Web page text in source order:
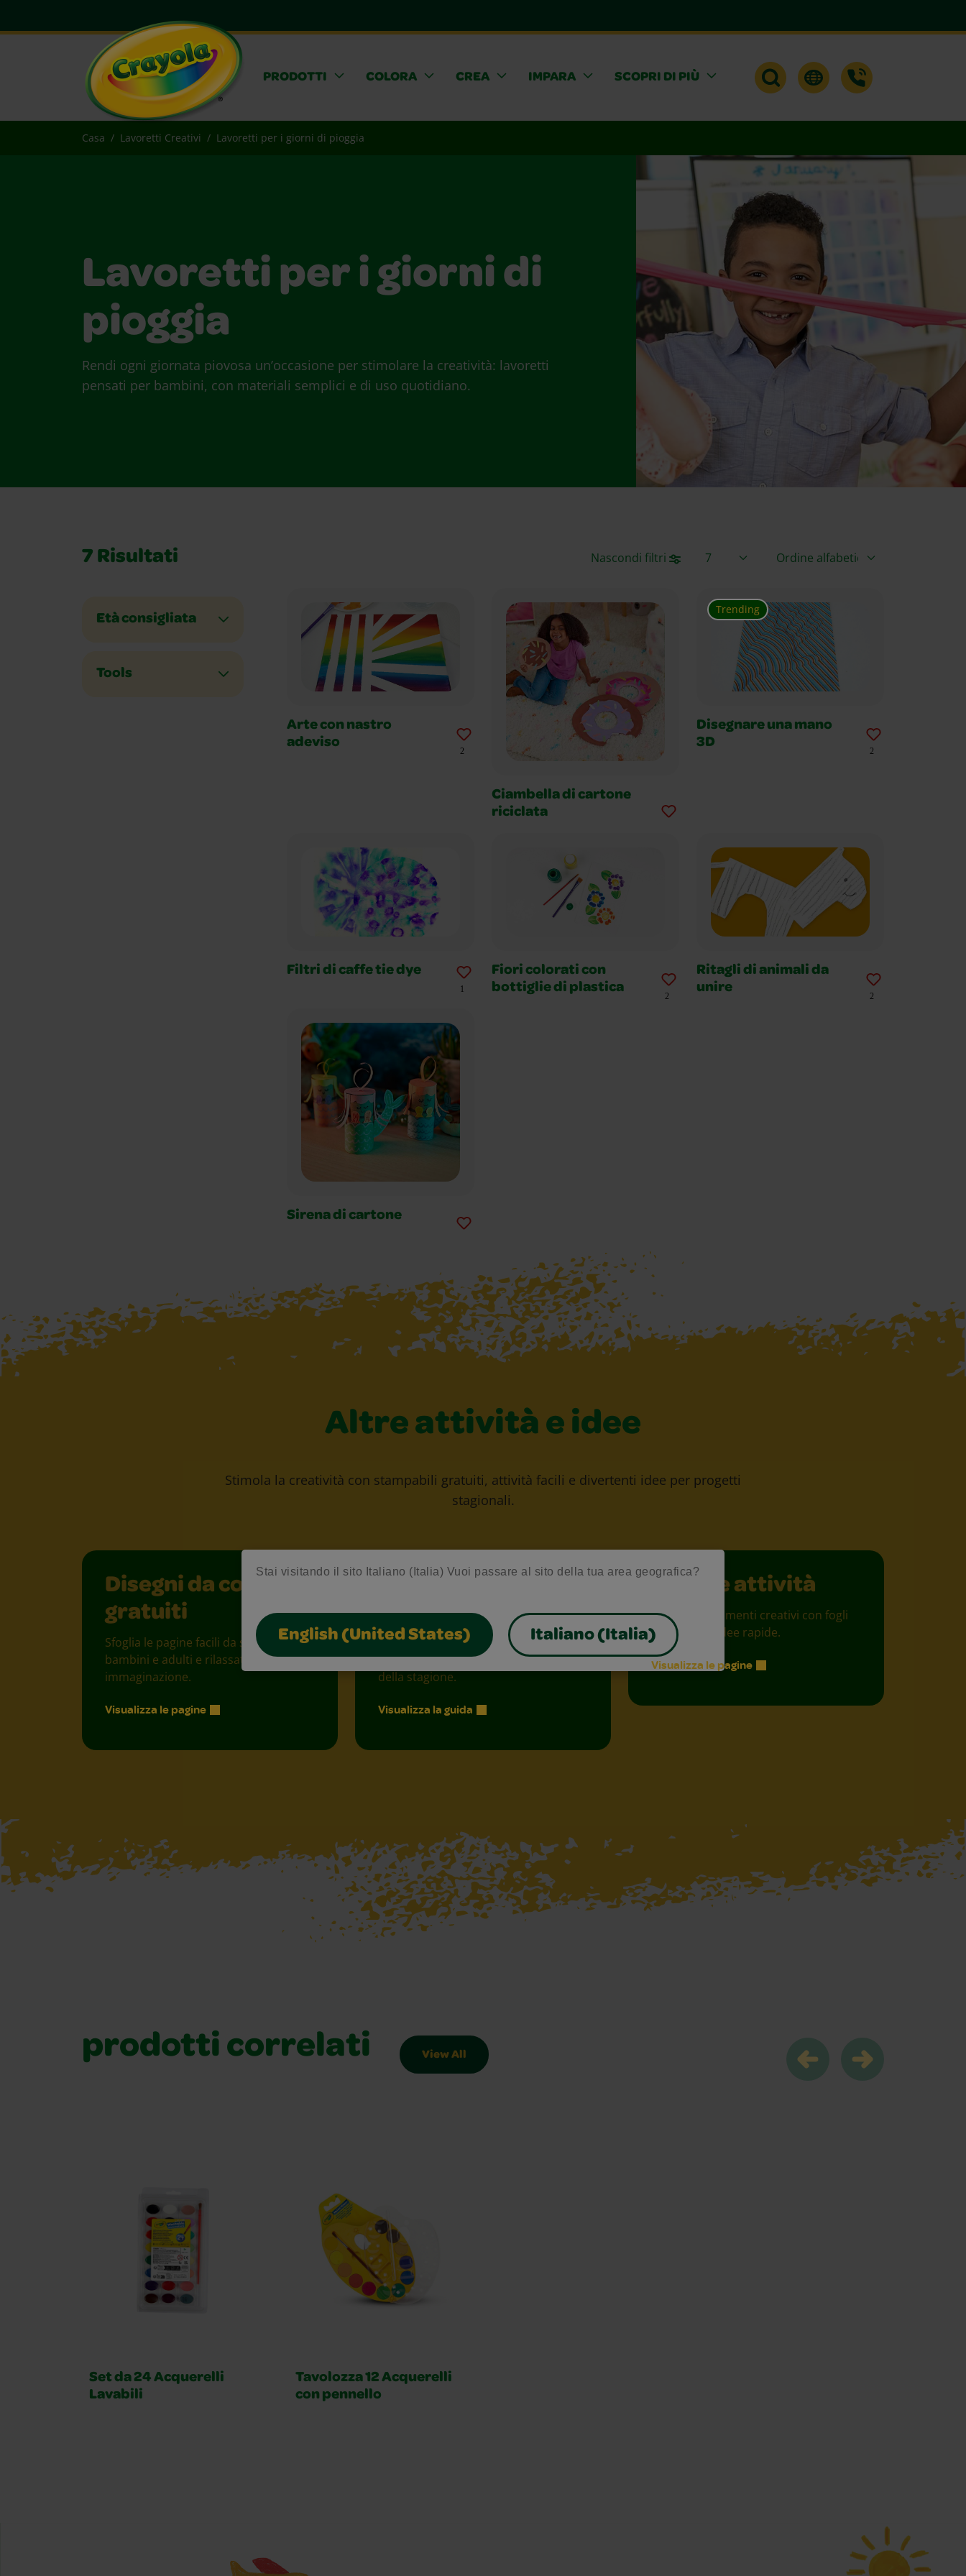
Stai visitando il sito Italiano (Italia) Vuoi passare al sito della tua area geografica?
English (United States) Italiano (Italia)
PRODOTTI COLORA CREA IMPARA SCOPRI DI PIÙ
Casa Lavoretti Creativi Lavoretti per i giorni di pioggia
Lavoretti per i giorni di
pioggia
Rendi ogni giornata piovosa un’occasione per stimolare la creatività: lavoretti
pensati per bambini, con materiali semplici e di uso quotidiano.
7 Risultati Nascondi filtri Articoli per paginaOrdina per
Età consigliata
Tools
Arte con nastro
adeviso
2
Ciambella di cartone
riciclata
Trending
Disegnare una mano
3D
2
Filtri di caffe tie dye
1
Fiori colorati con
bottiglie di plastica
2
Ritagli di animali da
unire
2
Sirena di cartone
Altre attività e idee
Stimola la creatività con stampabili gratuiti, attività facili e divertenti idee per progetti
stagionali.
Disegni da colorare
gratuiti
Sfoglia le pagine facili da stampare per
bambini e adulti e rilassati con colori e
immaginazione.
Visualizza le pagine
creatività
Scopri una raccolta curata di attività
stimolanti che riflettono lo spirito
della stagione.
Visualizza la guida
Schede attività
Promuovi momenti creativi con fogli
gratuiti con idee rapide.
Visualizza le pagine
prodotti correlati View All
Set da 24 Acquerelli
Lavabili
Tavolozza 12 Acquerelli
con pennello